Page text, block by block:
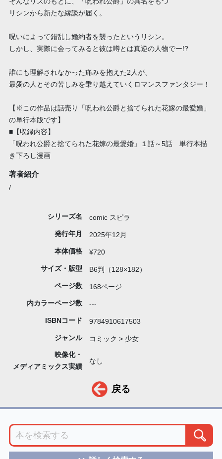
リシンから新たな縁談が届く。
呪いによって錯乱し婚約者を襲ったというリシン。
しかし、実際に会ってみると彼は噂とは真逆の人物でー!?
誰にも理解されなかった痛みを抱えた2人が、
最愛の人とその苦しみを乗り越えていくロマンスファンタジー！
【※この作品は話売り「呪われ公爵と捨てられた花嫁の最愛婚」
の単行本版です】
■【収録内容】
「呪われ公爵と捨てられた花嫁の最愛婚」１話～5話 単行本描
き下ろし漫画
著者紹介
/
シリーズ名 comic スピラ
発行年月 2025年12月
本体価格 ¥720
サイズ・版型 B6判（128×182）
ページ数 168ページ
内カラーページ数 ---
ISBNコード 9784910617503
ジャンル コミック > 少女
映像化・
メディアミックス実績
なし
戻る